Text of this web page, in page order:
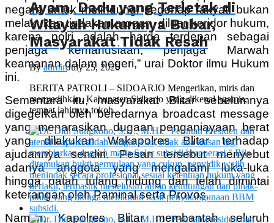
negara untuk melindungi segenap rakyat, bukan
melakukan tindakan arogan, diluar koridor hukum,
karena polri adalah harda terdepan sebagai
penjaga kemanusiaan, penjaga Marwah
keamanan dalam negeri,” urai Doktor ilmu Hukum
ini.
Sementara itu, masyarakat Blitar sebelumnya
digegerkan oleh beredarnya broadcast message
yang menarasikan dugaan penganiayaan berat
yang dilakukan Wakapolres Blitar terhadap
ajudannya sendiri. Pesan tersebut menyebut
adanya anggota yang mengalami luka-luka
hingga patah tulang hidung dan telah dimintai
keterangan oleh Paminal serta Provos.
Namun, Kapolres Blitar membantah seluruh
Ayam, Dadu yang Terletak di
Wilayah Hukumnya Bubar,
Masyarakat Tidak Resah
ByadminJuly 25, 2026
BERITA PATROLI – SIDOARJO Mengerikan, miris dan
menyedihkan, Kabupaten Sidoarjo yang dikenal agamis,
tempat lahirnya tokoh...